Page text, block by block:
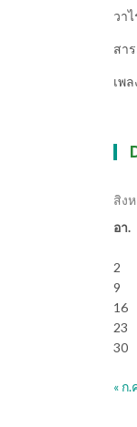
วา
สา
เพ
สิง
อา.
2
9
16
23
30
« ก.